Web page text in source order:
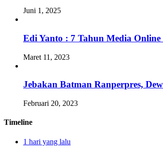
Juni 1, 2025
Edi Yanto : 7 Tahun Media
Maret 11, 2023
Jebakan Batman Ranperpres,
Februari 20, 2023
Timeline
1 hari yang lalu